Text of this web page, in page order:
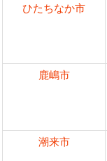
ひたちなか市
鹿嶋市
潮来市